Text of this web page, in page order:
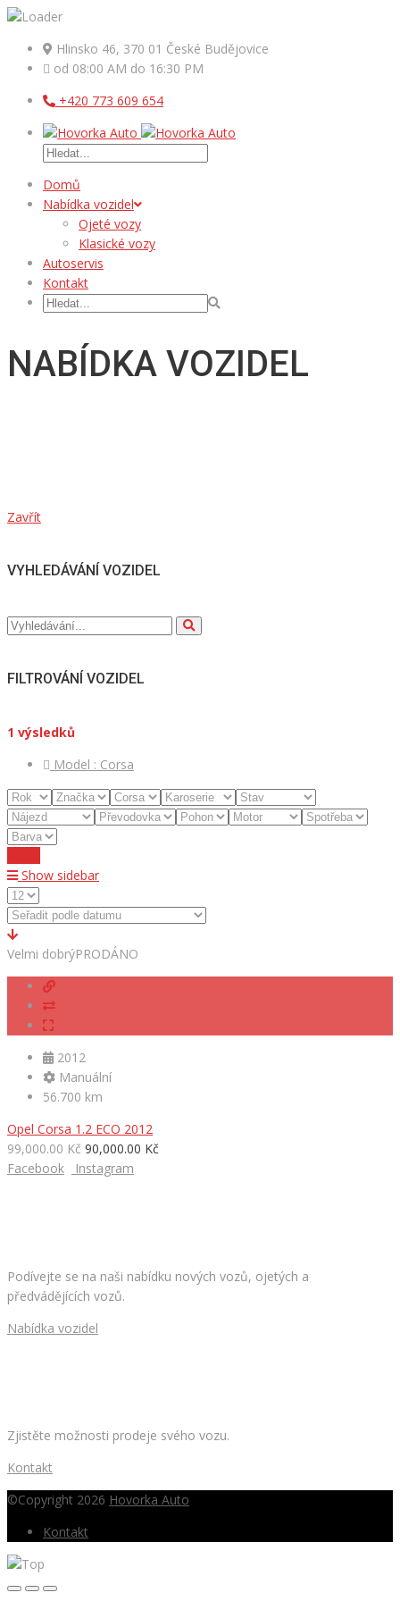
Hlinsko 46, 370 01 České Budějovice
od 08:00 AM do 16:30 PM
+420 773 609 654
Domů
Nabídka vozidel
Ojeté vozy
Klasické vozy
Autoservis
Kontakt
NABÍDKA VOZIDEL
Zavřít
VYHLEDÁVÁNÍ VOZIDEL
FILTROVÁNÍ VOZIDEL
1 výsledků
Model : Corsa
Show sidebar
Velmi dobrýPRODÁNO
2012
Manuální
56.700 km
Opel Corsa 1.2 ECO 2012
99,000.00 Kč 90,000.00 Kč
Facebook
Instagram
Podívejte se na naši nabídku nových vozů, ojetých a
předvádějících vozů.
Nabídka vozidel
Zjistěte možnosti prodeje svého vozu.
Kontakt
©Copyright 2026 Hovorka Auto
Kontakt